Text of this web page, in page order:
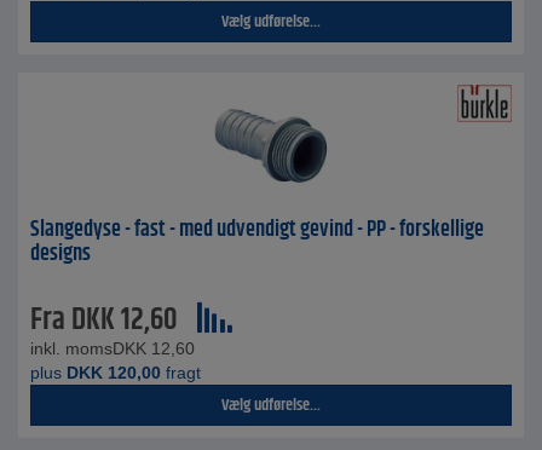
Vælg udførelse...
Slangedyse - fast - med udvendigt gevind - PP - forskellige
designs
FraDKK12,60
inkl. momsDKK 12,60
plus DKK 120,00 fragt
Vælg udførelse...